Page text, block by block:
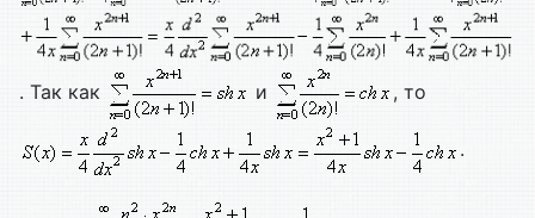
. Так как и , то
.